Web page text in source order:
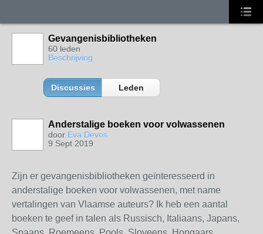
Gevangenisbibliotheken
60 leden
Beschrijving
Discussies Leden
Anderstalige boeken voor volwassenen
door Eva Devos
9 Sept 2019
Zijn er gevangenisbibliotheken geïnteresseerd in
anderstalige boeken voor volwassenen, met name
vertalingen van Vlaamse auteurs? Ik heb een aantal
boeken te geef in talen als Russisch, Italiaans, Japans,